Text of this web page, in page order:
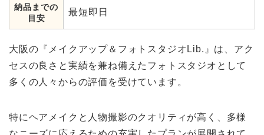
納品までの
目安
最短即日
大阪の『メイクアップ＆フォトスタジオLib.』は、アク
セスの良さと実績を兼ね備えたフォトスタジオとして
多くの人々からの評価を受けています。
特にヘアメイクと人物撮影のクオリティが高く、多様